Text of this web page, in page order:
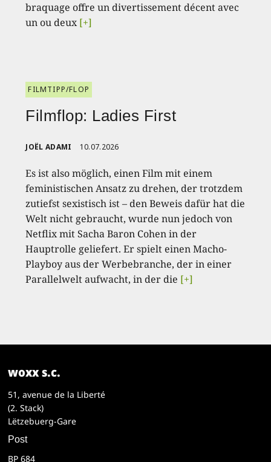
braquage offre un divertissement décent avec
un ou deux[+]
FILMTIPP/FLOP
Filmflop: Ladies First
JOËL ADAMI 10.07.2026
Es ist also möglich, einen Film mit einem
feministischen Ansatz zu drehen, der trotzdem
zutiefst sexistisch ist – den Beweis dafür hat die
Welt nicht gebraucht, wurde nun jedoch von
Netflix mit Sacha Baron Cohen in der
Hauptrolle geliefert. Er spielt einen Macho-
Playboy aus der Werbebranche, der in einer
Parallelwelt aufwacht, in der die [+]
woxx s.c.
51, avenue de la Liberté
(2. Stack)
Lëtzebuerg-Gare
Post
BP 684